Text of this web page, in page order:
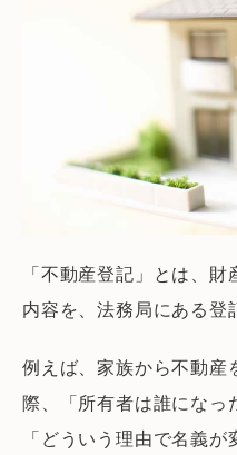
「不動産登記」とは、
内容を、法務局にある登
例えば、家族から不動産
際、「所有者は誰になっ
「どういう理由で名義が